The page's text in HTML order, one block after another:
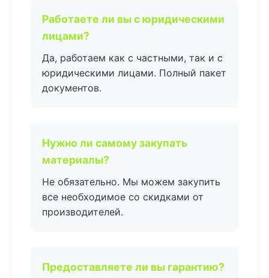
Работаете ли вы с юридическими
лицами?
Да, работаем как с частными, так и с
юридическими лицами. Полный пакет
документов.
Нужно ли самому закупать
материалы?
Не обязательно. Мы можем закупить
все необходимое со скидками от
производителей.
Предоставляете ли вы гарантию?